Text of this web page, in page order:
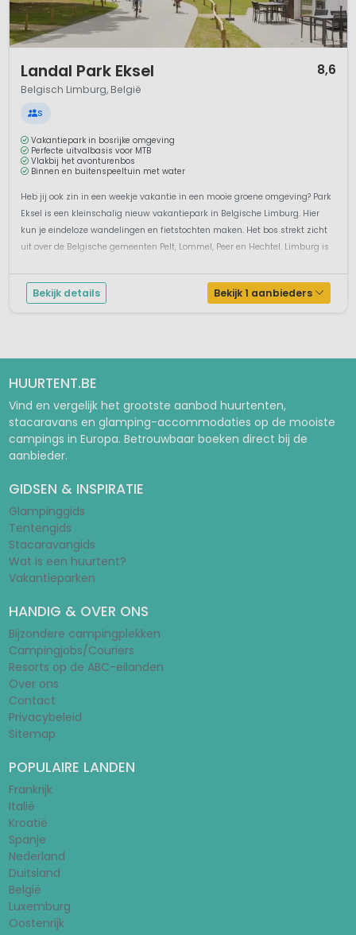
Landal Park Eksel 8,6
Belgisch Limburg, België
S
Vakantiepark in bosrijke omgeving
Perfecte uitvalbasis voor MTB
Vlakbij het avonturenbos
Binnen en buitenspeeltuin met water
Heb jij ook zin in een weekje vakantie in een mooie groene omgeving? Park
Eksel is een kleinschalig nieuw vakantiepark in Belgische Limburg. Hier
kun je eindeloze wandelingen en fietstochten maken. Het bos strekt zicht
uit over de Belgische gemeenten Pelt, Lommel, Peer en Hechtel. Limburg is
Bekijk details Bekijk 1 aanbieders
HUURTENT.BE
Vind en vergelijk het grootste aanbod huurtenten,
stacaravans en glamping-accommodaties op de mooiste
campings in Europa. Betrouwbaar boeken direct bij de
aanbieder.
GIDSEN & INSPIRATIE
Glampinggids
Tentengids
Stacaravangids
Wat is een huurtent?
Vakantieparken
HANDIG & OVER ONS
Bijzondere campingplekken
Campingjobs/Couriers
Resorts op de ABC-eilanden
Over ons
Contact
Privacybeleid
Sitemap
POPULAIRE LANDEN
Frankrijk
Italië
Kroatië
Spanje
Nederland
Duitsland
België
Luxemburg
Oostenrijk